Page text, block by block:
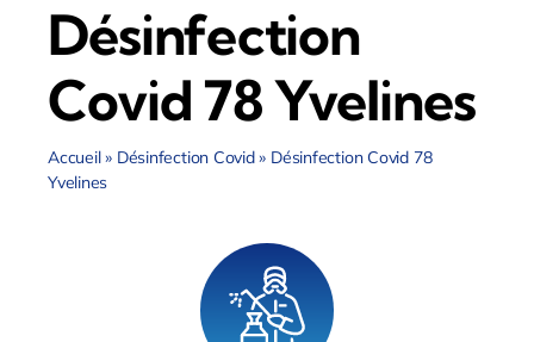
Désinfection
Covid 78 Yvelines
Accueil» Désinfection Covid» Désinfection Covid 78
Yvelines